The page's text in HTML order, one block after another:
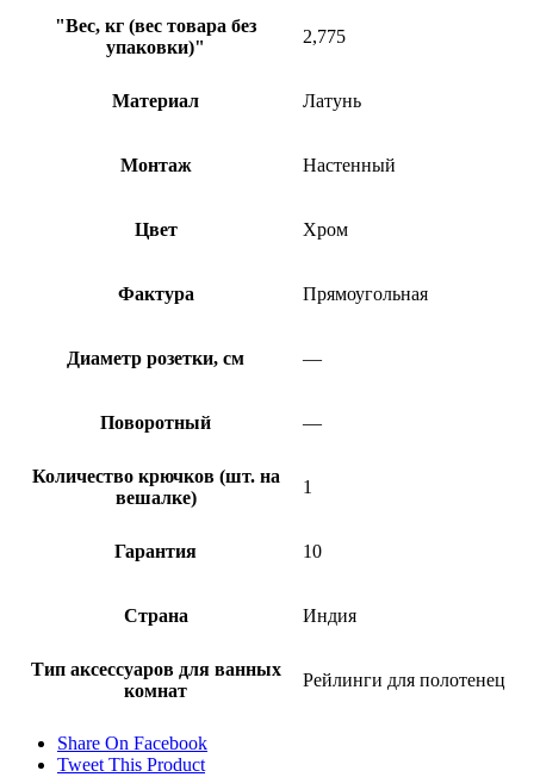
"Вес, кг (вес товара без
упаковки)"
2,775
Материал Латунь
Монтаж Настенный
Цвет Хром
Фактура Прямоугольная
Диаметр розетки, см —
Поворотный —
Количество крючков (шт. на
вешалке)
1
Гарантия 10
Страна Индия
Тип аксессуаров для ванных
комнат
Рейлинги для полотенец
Share On Facebook
Tweet This Product